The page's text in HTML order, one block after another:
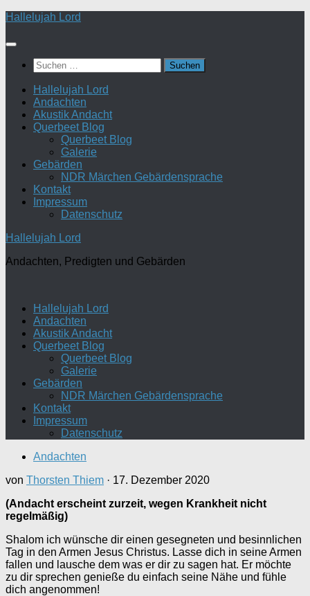
Zum
springen
Hallelujah Lord
Suchen
nach:
Hallelujah Lord
Andachten
Akustik Andacht
Querbeet Blog
Querbeet Blog
Galerie
Gebärden
NDR Märchen Gebärdensprache
Kontakt
Impressum
Datenschutz
Hallelujah Lord
Andachten, Predigten und Gebärden
Hallelujah Lord
Andachten
Akustik Andacht
Querbeet Blog
Querbeet Blog
Galerie
Gebärden
NDR Märchen Gebärdensprache
Kontakt
Impressum
Datenschutz
Andachten
von Thorsten Thiem · 17. Dezember 2020
(Andacht erscheint zurzeit, wegen Krankheit nicht
regelmäßig)
Shalom ich wünsche dir einen gesegneten und besinnlichen
Tag in den Armen Jesus Christus. Lasse dich in seine Armen
fallen und lausche dem was er dir zu sagen hat. Er möchte
zu dir sprechen genieße du einfach seine Nähe und fühle
dich angenommen!